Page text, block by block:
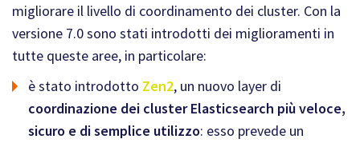
migliorare il livello di coordinamento dei cluster. Con la
versione 7.0 sono stati introdotti dei miglioramenti in
tutte queste aree, in particolare:
è stato introdotto Zen2, un nuovo layer di
coordinazione dei cluster Elasticsearch più veloce,
sicuro e di semplice utilizzo: esso prevede un